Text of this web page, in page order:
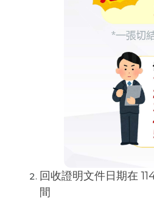
回收證明文件日期在
間